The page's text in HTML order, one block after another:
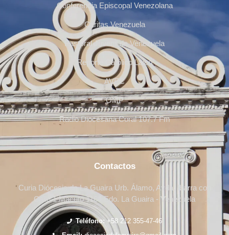
Conferencia Episcopal Venezolana
Cáritas Venezuela
Pastoral Juvenil de Venezuela
Reporte Católico Laico
AVEC
OMP
Radio Diocesana Coral 107.7 Fm
Contactos
Curia Diócesis de La Guaira Urb. Álamo, Avda. Ibarra con
Calle 1 Macuto 1164 Edo. La Guaira - Venezuela
Teléfono: +58 212 355-47-46